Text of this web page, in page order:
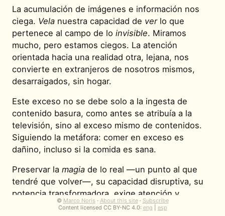
La acumulación de imágenes e información nos
ciega. Vela nuestra capacidad de verlo que
pertenece al campo de lo invisible. Miramos
mucho, pero estamos ciegos. La atención
orientada hacia una realidad otra, lejana, nos
convierte en extranjeros de nosotros mismos,
desarraigados, sin hogar.
Este exceso no se debe solo a la ingesta de
contenido basura, como antes se atribuía a la
televisión, sino al exceso mismo de contenidos.
Siguiendo la metáfora: comer en exceso es
dañino, incluso si la comida es sana.
Preservar la magia de lo real —un punto al que
tendré que volver—, su capacidad disruptiva, su
potencia transformadora, exige atención y
presencia. En este sentido, la tecnología es
© Marco Noris · About this site· Subscribe
Content licensed CC BY-NC 4.0: eng esp